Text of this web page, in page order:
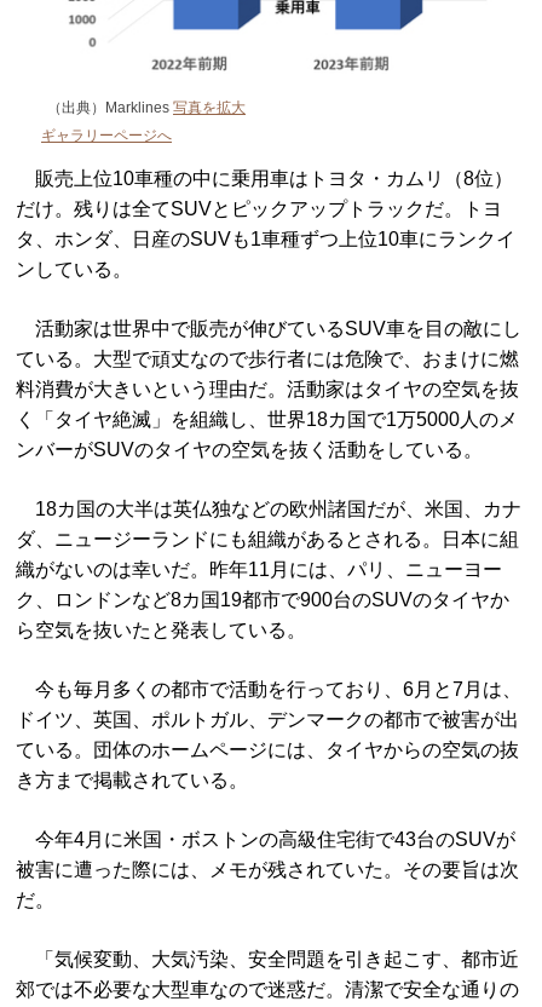
（出典）Marklines 写真を拡大
ギャラリーページへ
販売上位10車種の中に乗用車はトヨタ・カムリ（8位）
だけ。残りは全てSUVとピックアップトラックだ。トヨ
タ、ホンダ、日産のSUVも1車種ずつ上位10車にランクイ
ンしている。
活動家は世界中で販売が伸びているSUV車を目の敵にし
ている。大型で頑丈なので歩行者には危険で、おまけに燃
料消費が大きいという理由だ。活動家はタイヤの空気を抜
く「タイヤ絶滅」を組織し、世界18カ国で1万5000人のメ
ンバーがSUVのタイヤの空気を抜く活動をしている。
18カ国の大半は英仏独などの欧州諸国だが、米国、カナ
ダ、ニュージーランドにも組織があるとされる。日本に組
織がないのは幸いだ。昨年11月には、パリ、ニューヨー
ク、ロンドンなど8カ国19都市で900台のSUVのタイヤか
ら空気を抜いたと発表している。
今も毎月多くの都市で活動を行っており、6月と7月は、
ドイツ、英国、ポルトガル、デンマークの都市で被害が出
ている。団体のホームページには、タイヤからの空気の抜
き方まで掲載されている。
今年4月に米国・ボストンの高級住宅街で43台のSUVが
被害に遭った際には、メモが残されていた。その要旨は次
だ。
「気候変動、大気汚染、安全問題を引き起こす、都市近
郊では不必要な大型車なので迷惑だ。清潔で安全な通りの